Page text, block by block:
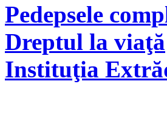
Pedepsele
Dreptul la viaţă
Instituţia